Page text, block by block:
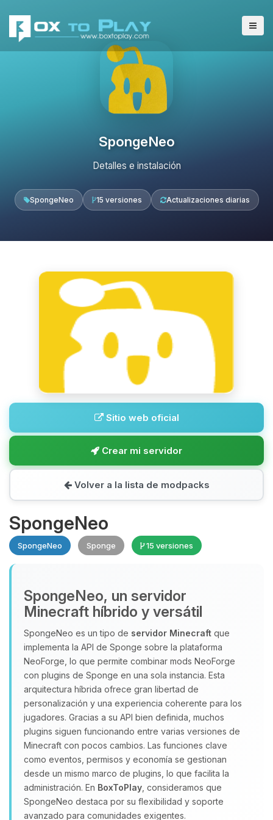
SpongeNeo
Detalles e instalación
SpongeNeo 15 versiones Actualizaciones diarias
Sitio web oficial
Crear mi servidor
Volver a la lista de modpacks
SpongeNeo
SpongeNeo Sponge 15 versiones
SpongeNeo, un servidor
Minecraft híbrido y versátil
SpongeNeo es un tipo de servidor Minecraft que
implementa la API de Sponge sobre la plataforma
NeoForge, lo que permite combinar mods NeoForge
con plugins de Sponge en una sola instancia. Esta
arquitectura híbrida ofrece gran libertad de
personalización y una experiencia coherente para los
jugadores. Gracias a su API bien definida, muchos
plugins siguen funcionando entre varias versiones de
Minecraft con pocos cambios. Las funciones clave
como eventos, permisos y economía se gestionan
desde un mismo marco de plugins, lo que facilita la
administración. En BoxToPlay , consideramos que
SpongeNeo destaca por su flexibilidad y soporte
avanzado para comunidades exigentes.
Yupi, por fin alguien con quien
hablar! Soy Choupy, tu pequeno
asistente de BoxToPlay. Cuentame
que necesitas y moveré mis
pequenos circuitos para ayudarte.
09/08/2026 10:13